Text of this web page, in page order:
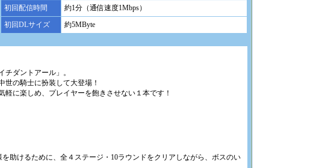
初回配信時間
約1分（通信速度1Mbps）
初回DLサイズ
約5MByte
チダントアール」。
世の騎士に扮装して大登場！
に楽しめ、プレイヤーを飽きさせない１本です！
助けるために、全４ステージ・10ラウンドをクリアしながら、ボスのい